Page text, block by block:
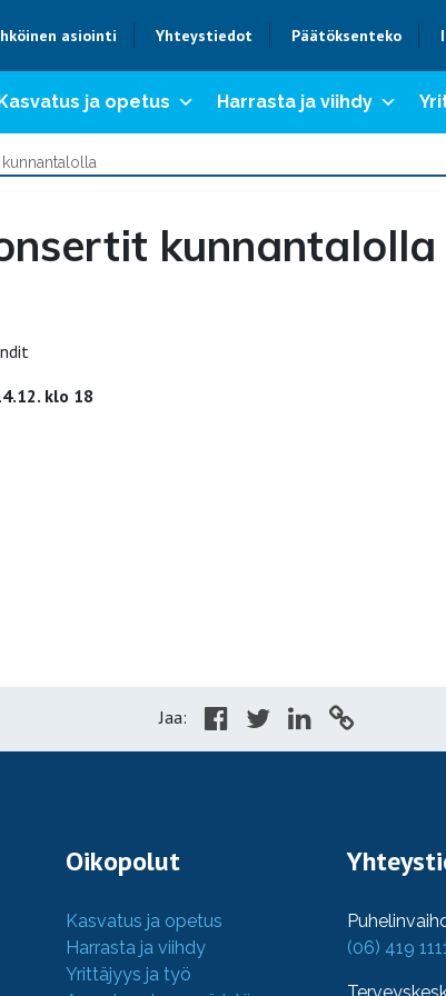
asiointi Yhteystiedot Päätöksenteko
ja opetus Harrasta ja viihdy
kunnantalolla
klo 18
Jaa:
Oikopolut
Kasvatus ja opetus
Harrasta ja viihdy
Yrittäjyys ja työ
(06) 419 1111